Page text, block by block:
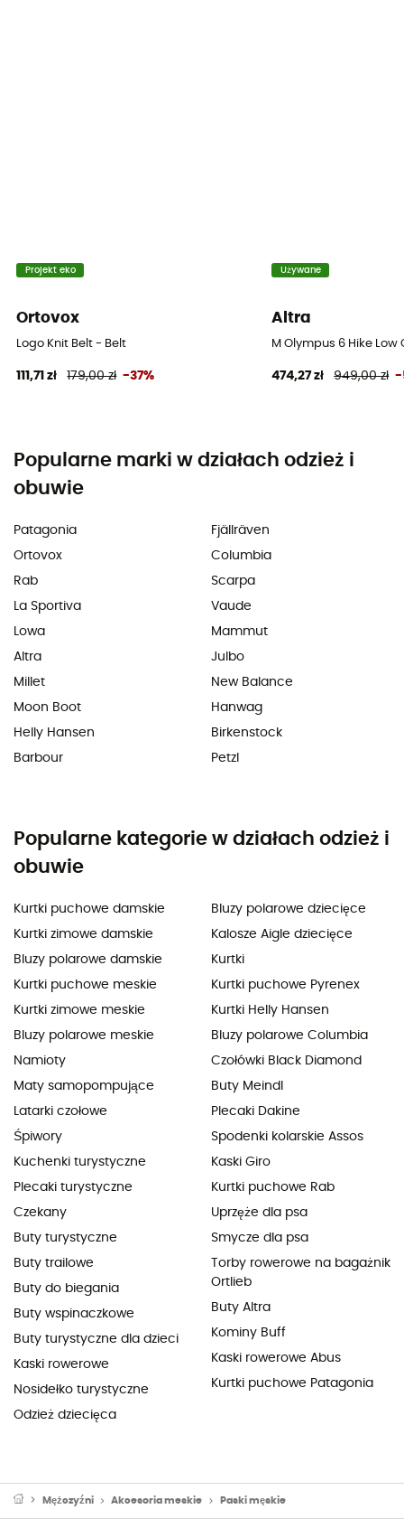
Projekt eko
Ortovox
Logo Knit Belt - Belt
111,71 zł 179,00 zł -37%
Używane
Altra
M Olympus 6 Hike
474,27 zł 949,00 zł -
Popularne marki w działach odzież i
obuwie
Patagonia
Ortovox
Rab
La Sportiva
Lowa
Altra
Millet
Moon Boot
Helly Hansen
Barbour
Fjällräven
Columbia
Scarpa
Vaude
Mammut
Julbo
New Balance
Hanwag
Birkenstock
Petzl
Popularne kategorie w działach odzież i
obuwie
Kurtki puchowe damskie
Kurtki zimowe damskie
Bluzy polarowe damskie
Kurtki puchowe meskie
Kurtki zimowe meskie
Bluzy polarowe meskie
Namioty
Maty samopompujące
Latarki czołowe
Śpiwory
Kuchenki turystyczne
Plecaki turystyczne
Czekany
Buty turystyczne
Buty trailowe
Buty do biegania
Buty wspinaczkowe
Buty turystyczne dla dzieci
Kaski rowerowe
Nosidełko turystyczne
Odzież dziecięca
Bluzy polarowe dziecięce
Kalosze Aigle dziecięce
Kurtki
Kurtki puchowe Pyrenex
Kurtki Helly Hansen
Bluzy polarowe Columbia
Czołówki Black Diamond
Buty Meindl
Plecaki Dakine
Spodenki kolarskie Assos
Kaski Giro
Kurtki puchowe Rab
Uprzęże dla psa
Smycze dla psa
Torby rowerowe na bagażnik
Ortlieb
Buty Altra
Kominy Buff
Kaski rowerowe Abus
Kurtki puchowe Patagonia
Mężczyźni Akcesoria meskie Paski męskie